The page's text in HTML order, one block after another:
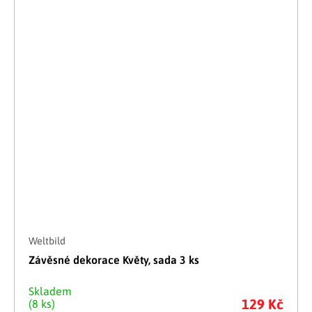
Weltbild
Závěsné dekorace Květy, sada 3 ks
Skladem
(8 ks)
129 Kč